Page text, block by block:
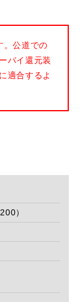
。公道での
バイ還元装
適合するよ
）